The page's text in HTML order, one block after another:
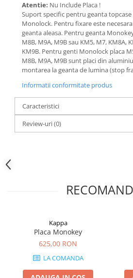
Atentie: Nu Include Placa !
Suport specific pentru geanta
Monolock. Pentru fixare este
geanta aleasa. Pentru geanta
M8B, M9A, M9B sau KM5, M7, KM8A,
KM9B. Pentru genti Monolock placa
M8B, M9A, M9B sunt placi din
montarea la geanta de lumina (stop
Informatii conformitate produs
Caracteristici
Review-uri(0)
Kappa
Placa Monokey
625,00 RON
LA COMANDA